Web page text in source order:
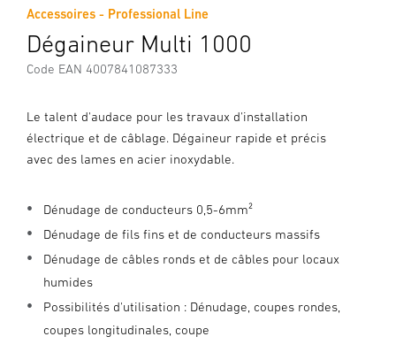
Accessoires - Professional Line
Dégaineur Multi 1000
Code EAN 4007841087333
Le talent d'audace pour les travaux d'installation
électrique et de câblage. Dégaineur rapide et précis
avec des lames en acier inoxydable.
Dénudage de conducteurs 0,5-6mm²
Dénudage de fils fins et de conducteurs massifs
Dénudage de câbles ronds et de câbles pour locaux
humides
Possibilités d'utilisation : Dénudage, coupes rondes,
coupes longitudinales, coupe